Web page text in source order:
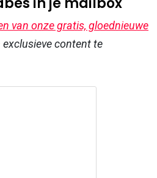
van onze gratis, gloednieuwe
content te